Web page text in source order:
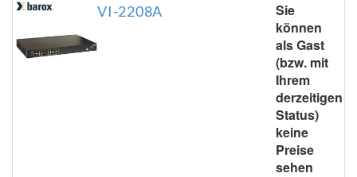
VI-2208A
Sie
können
als Gast
(bzw. mit
Ihrem
derzeitigen
Status)
keine
Preise
sehen